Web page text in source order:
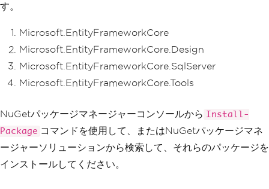
す。
Microsoft.EntityFrameworkCore
Microsoft.EntityFrameworkCore.Design
Microsoft.EntityFrameworkCore.SqlServer
Microsoft.EntityFrameworkCore.Tools
NuGetパッケージマネージャーコンソールから
Install-
Package コマンドを使用して、またはNuGetパッケージマネ
ージャーソリューションから検索して、それらのパッケージを
インストールしてください。